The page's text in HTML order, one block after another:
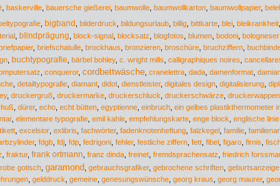
baskerville bauersche gießerei baumwolle baumwollkarton baumwollpapier,
bigband bilderdruck bildungsurlaub billig bittkarte blei bleikrankheit
, blindprägung block-signal, blocksatz blogfotos blumen, bodoni,
, briefschatulle brockhaus bronzieren broschüre bruchziffern
buchtypografie bärbel bohley, c. wright mills calligraphiques noires
conqueror, cordbettwäsche cranelettra dada damenformat
detailtypografie diamant didot dienstleister, digitales design digitalisierung
, druckergruß druckermarke druckerschluck druckerschwärze druckerwappen
dürer, echo echt bütten egyptienne einbruch ein gelbes plastikthermometer
, elementare typografie emil kahle empfehlungskarte enge block englische linie
excelsior exlibris fachwörter, fadenknotenheftung falzkegel familie
, fdgb fdj fdp fedrigoni fehler, festliche ziffern fett fibel figaro firnis
fraktur, frank ortmann franz dinda, freinet, fremdsprachensatz friedrich
gotisch garamond gebrauchsgrafiker, gebrochene schriften geburtsanzeige
, gelddruck gemeine, genesungswünsche, georg kraus georg maurer,